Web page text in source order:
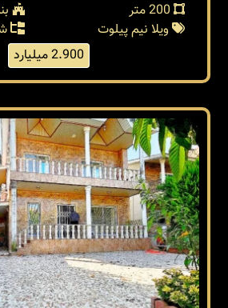
بنا
ویلا نیم پیلوت
2.900 میلیارد